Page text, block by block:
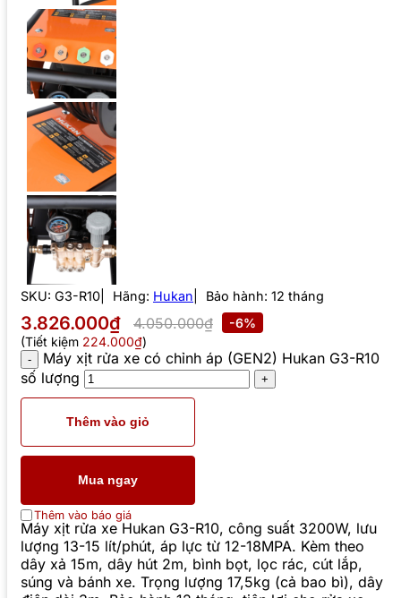
SKU: G3-R10 Hãng: Hukan Bảo hành: 12 tháng
3.826.000₫ 4.050.000₫
-6%
(Tiết kiệm 224.000₫)
Máy xịt rửa xe có chỉnh áp (GEN2) Hukan G3-R10
số lượng
Thêm vào giỏ
Mua ngay
Thêm vào báo giá
Máy xịt rửa xe Hukan G3-R10, công suất 3200W, lưu
lượng 13-15 lít/phút, áp lực từ 12-18MPA. Kèm theo
dây xả 15m, dây hút 2m, bình bọt, lọc rác, cút lắp,
súng và bánh xe. Trọng lượng 17,5kg (cả bao bì), dây